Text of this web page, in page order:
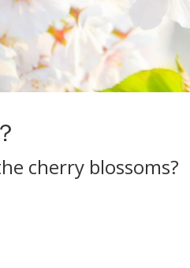
cherry blossoms?